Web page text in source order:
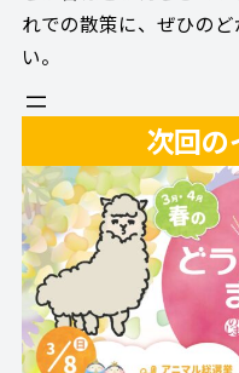
れでの散策に、ぜひの
い。
次回の